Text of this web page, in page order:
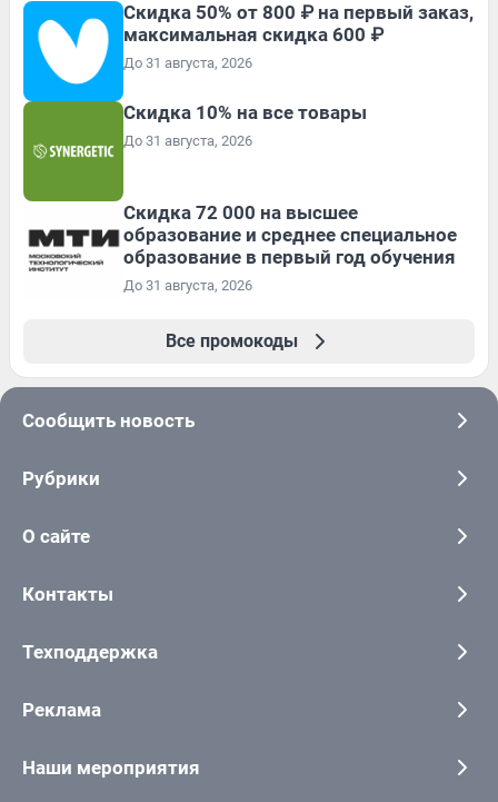
Скидка 50% от 800 ₽ на первый заказ,
максимальная скидка 600 ₽
До 31 августа, 2026
Скидка 10% на все товары
До 31 августа, 2026
Скидка 72 000 на высшее
образование и среднее специальное
образование в первый год обучения
До 31 августа, 2026
Все промокоды
Сообщить новость
Рубрики
О сайте
Контакты
Техподдержка
Реклама
Наши мероприятия